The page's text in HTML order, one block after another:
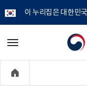
이 누리집은 대한민
개
정
메
기